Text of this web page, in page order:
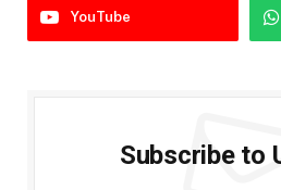
YouTube
Subscribe to